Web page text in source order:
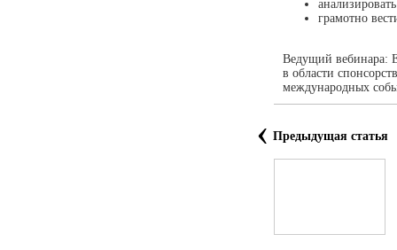
грамотно
Ведущий вебинара:
в области
международных
‹ Предыдущая статья